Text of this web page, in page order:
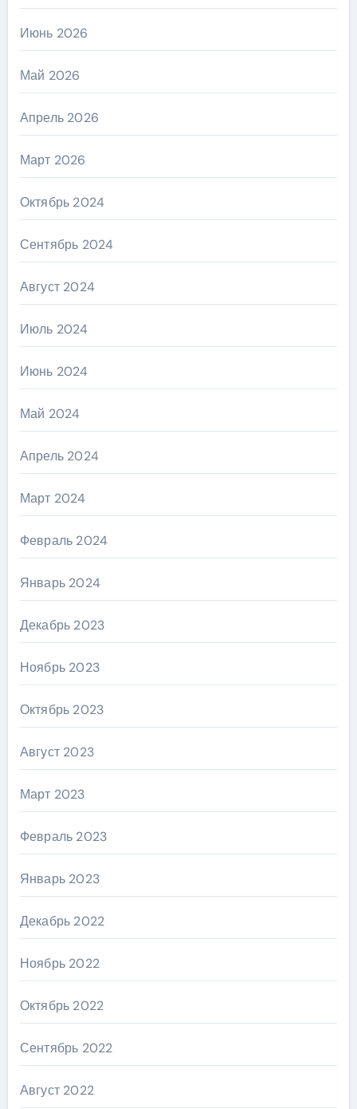
Июнь 2026
Май 2026
Апрель 2026
Март 2026
Октябрь 2024
Сентябрь 2024
Август 2024
Июль 2024
Июнь 2024
Май 2024
Апрель 2024
Март 2024
Февраль 2024
Январь 2024
Декабрь 2023
Ноябрь 2023
Октябрь 2023
Август 2023
Март 2023
Февраль 2023
Январь 2023
Декабрь 2022
Ноябрь 2022
Октябрь 2022
Сентябрь 2022
Август 2022